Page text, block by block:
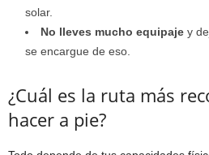
solar.
No lleves mucho equipaje y
se encargue de eso.
¿Cuál es la ruta más
hacer a pie?